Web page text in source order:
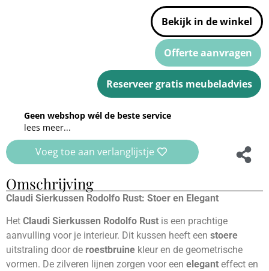
Bekijk in de winkel
Offerte aanvragen
Reserveer gratis meubeladvies
Geen webshop wél de beste service
lees meer...
Voeg toe aan verlanglijstje
Omschrijving
Claudi Sierkussen Rodolfo Rust: Stoer en Elegant
Het Claudi Sierkussen Rodolfo Rust is een prachtige
aanvulling voor je interieur. Dit kussen heeft een stoere
uitstraling door de roestbruine kleur en de geometrische
vormen. De zilveren lijnen zorgen voor een elegant effect en